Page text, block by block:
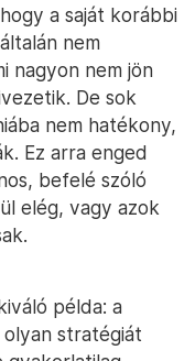
a saját korábbi
nem
nagyon nem jön
De sok
nem hatékony,
Ez arra enged
befelé szóló
elég, vagy azok
példa: a
stratégiát